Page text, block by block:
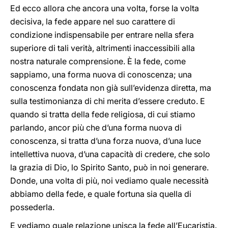
Ed ecco allora che ancora una volta, forse la volta
decisiva, la fede appare nel suo carattere di
condizione indispensabile per entrare nella sfera
superiore di tali verità, altrimenti inaccessibili alla
nostra naturale comprensione. È la fede, come
sappiamo, una forma nuova di conoscenza; una
conoscenza fondata non già sull’evidenza diretta, ma
sulla testimonianza di chi merita d’essere creduto. E
quando si tratta della fede religiosa, di cui stiamo
parlando, ancor più che d’una forma nuova di
conoscenza, si tratta d’una forza nuova, d’una luce
intellettiva nuova, d’una capacità di credere, che solo
la grazia di Dio, lo Spirito Santo, può in noi generare.
Donde, una volta di più, noi vediamo quale necessità
abbiamo della fede, e quale fortuna sia quella di
possederla.
E vediamo quale relazione unisca la fede all’Eucaristia.